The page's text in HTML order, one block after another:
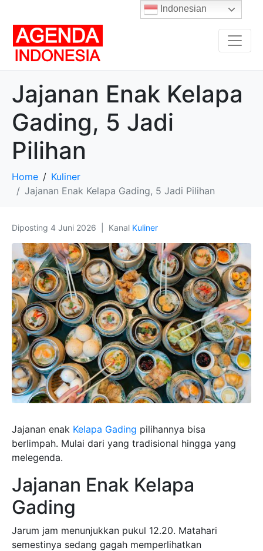
Jajanan Enak Kelapa
Gading, 5 Jadi
Pilihan
Home
Kuliner
Jajanan Enak Kelapa Gading, 5 Jadi Pilihan
Diposting 4 Juni 2026 Kanal Kuliner
Jajanan enak Kelapa Gading pilihannya bisa
berlimpah. Mulai dari yang tradisional hingga yang
melegenda.
Jajanan Enak Kelapa
Gading
Jarum jam menunjukkan pukul 12.20. Matahari
semestinya sedang gagah memperlihatkan
Indonesian